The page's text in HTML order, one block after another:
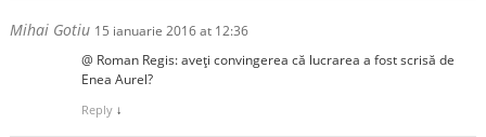
Mihai Gotiu 15 ianuarie 2016 at 12:36
@ Roman Regis: aveți convingerea că lucrarea a fost scrisă de
Enea Aurel?
Reply ↓